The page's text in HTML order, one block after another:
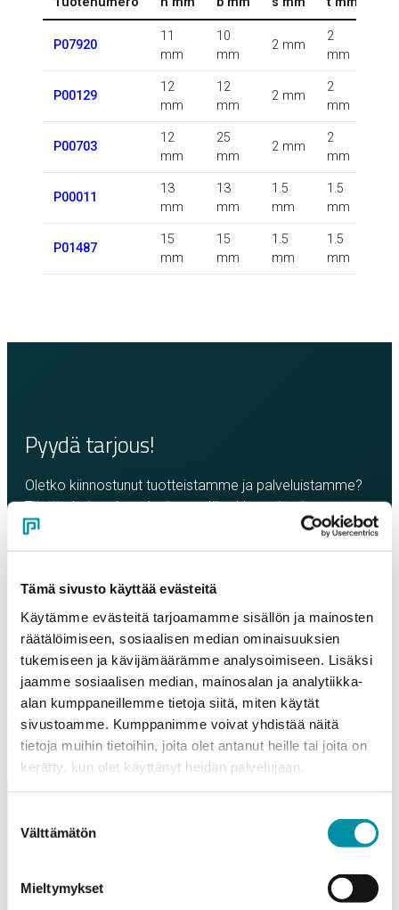
Tämä sivusto käyttää evästeitä
Käytämme evästeitä tarjoamamme sisällön ja mainosten
räätälöimiseen, sosiaalisen median ominaisuuksien
tukemiseen ja kävijämäärämme analysoimiseen. Lisäksi
jaamme sosiaalisen median, mainosalan ja analytiikka-
alan kumppaneillemme tietoja siitä, miten käytät
sivustoamme. Kumppanimme voivat yhdistää näitä
tietoja muihin tietoihin, joita olet antanut heille tai joita on
kerätty, kun olet käyttänyt heidän palvelujaan.
valinta
Välttämätön
Mieltymykset
P07920
11
mm
10
mm
2 mm
2
mm
P00129
12
mm
12
mm
2 mm
2
mm
P00703
12
mm
25
mm
2 mm
2
mm
P00011
13
mm
13
mm
1.5
mm
1.5
mm
P01487
15
mm
15
mm
1.5
mm
1.5
mm
Pyydä tarjous!
Oletko kiinnostunut tuotteistamme ja palveluistamme?
Täytä oheinen lomake ja pyydä rohkeasti tarjous.
Olemme sinuun yhteydessä mahdollisimman pian!
Yhteyshenkilö*
Sähköposti *
Puhelinnumero
Valitse tuote ja syötä tilauksen määrä metreinä. Huomioithan, että
valittu laatu määrittää tilauksen minimipainon.